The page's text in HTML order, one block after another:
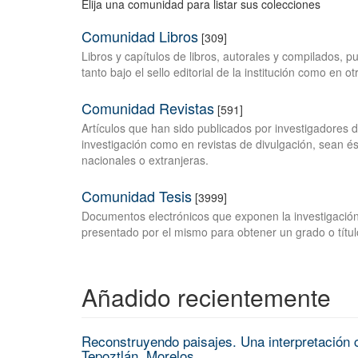
Elija una comunidad para listar sus colecciones
Comunidad Libros [309]
Libros y capítulos de libros, autorales y compilados,
tanto bajo el sello editorial de la institución como en
Comunidad Revistas [591]
Artículos que han sido publicados por investigadores
investigación como en revistas de divulgación, sean
nacionales o extranjeras.
Comunidad Tesis [3999]
Documentos electrónicos que exponen la
presentado por el mismo para obtener un grado o
Añadido recientemente
Reconstruyendo paisajes. Una